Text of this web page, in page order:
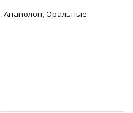
,Анаполон,Оральные